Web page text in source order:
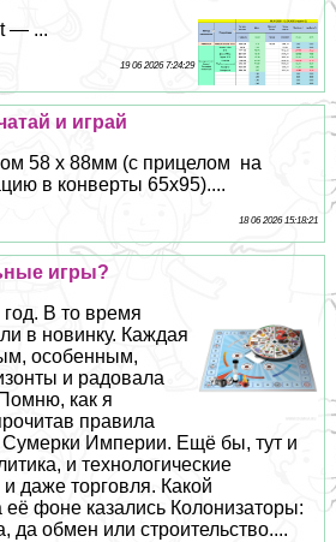
— ...
19 06 2026 7:24:29
и играй
58 х 88мм (с прицелом на
в конверты 65х95)....
18 06 2026 15:18:21
игры?
В то время
в новинку. Каждая
особенным,
и радовала
как я
правила
Сумерки Империи. Ещё бы, тут и
и технологические
даже торговля. Какой
её фоне казались Колонизаторы:
да обмен или строительство....